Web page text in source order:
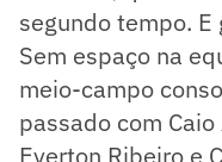
segundo tempo.
Sem espaço na
meio-campo
passado com